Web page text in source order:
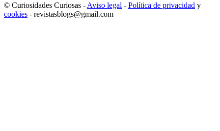
© Curiosidades Curiosas - Aviso legal - Política de privacidad y
cookies - revistasblogs@gmail.com